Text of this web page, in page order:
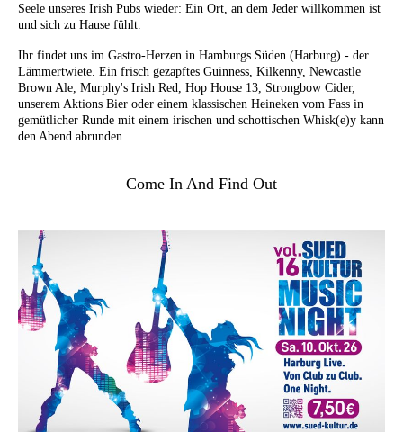
Seele unseres Irish Pubs wieder: Ein Ort, an dem Jeder willkommen ist
und sich zu Hause fühlt.
Ihr findet uns im Gastro-Herzen in Hamburgs Süden (Harburg) - der
Lämmertwiete. Ein frisch gezapftes Guinness, Kilkenny, Newcastle
Brown Ale, Murphy's Irish Red, Hop House 13, Strongbow Cider,
unserem Aktions Bier oder einem klassischen Heineken vom Fass in
gemütlicher Runde mit einem irischen und schottischen Whisk(e)y kann
den Abend abrunden.
Come In And Find Out